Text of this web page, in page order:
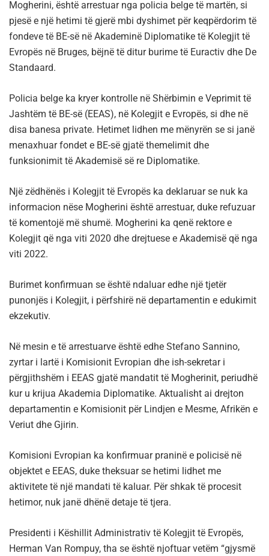
Mogherini, është arrestuar nga policia belge të martën, si
pjesë e një hetimi të gjerë mbi dyshimet për keqpërdorim të
fondeve të BE-së në Akademinë Diplomatike të Kolegjit të
Evropës në Bruges, bëjnë të ditur burime të Euractiv dhe De
Standaard.
Policia belge ka kryer kontrolle në Shërbimin e Veprimit të
Jashtëm të BE-së (EEAS), në Kolegjit e Evropës, si dhe në
disa banesa private. Hetimet lidhen me mënyrën se si janë
menaxhuar fondet e BE-së gjatë themelimit dhe
funksionimit të Akademisë së re Diplomatike.
Një zëdhënës i Kolegjit të Evropës ka deklaruar se nuk ka
informacion nëse Mogherini është arrestuar, duke refuzuar
të komentojë më shumë. Mogherini ka qenë rektore e
Kolegjit që nga viti 2020 dhe drejtuese e Akademisë që nga
viti 2022.
Burimet konfirmuan se është ndaluar edhe një tjetër
punonjës i Kolegjit, i përfshirë në departamentin e edukimit
ekzekutiv.
Në mesin e të arrestuarve është edhe Stefano Sannino,
zyrtar i lartë i Komisionit Evropian dhe ish-sekretar i
përgjithshëm i EEAS gjatë mandatit të Mogherinit, periudhë
kur u krijua Akademia Diplomatike. Aktualisht ai drejton
departamentin e Komisionit për Lindjen e Mesme, Afrikën e
Veriut dhe Gjirin.
Komisioni Evropian ka konfirmuar praninë e policisë në
objektet e EEAS, duke theksuar se hetimi lidhet me
aktivitete të një mandati të kaluar. Për shkak të procesit
hetimor, nuk janë dhënë detaje të tjera.
Presidenti i Këshillit Administrativ të Kolegjit të Evropës,
Herman Van Rompuy, tha se është njoftuar vetëm “gjysmë